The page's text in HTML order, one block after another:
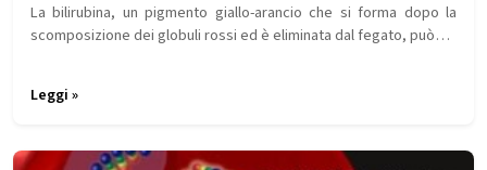
La bilirubina, un pigmento giallo-arancio che si forma dopo la
scomposizione dei globuli rossi ed è eliminata dal fegato, può…
Leggi »